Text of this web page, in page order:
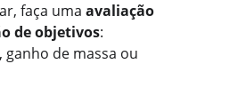
faça uma avaliação
de objetivos:
de massa ou